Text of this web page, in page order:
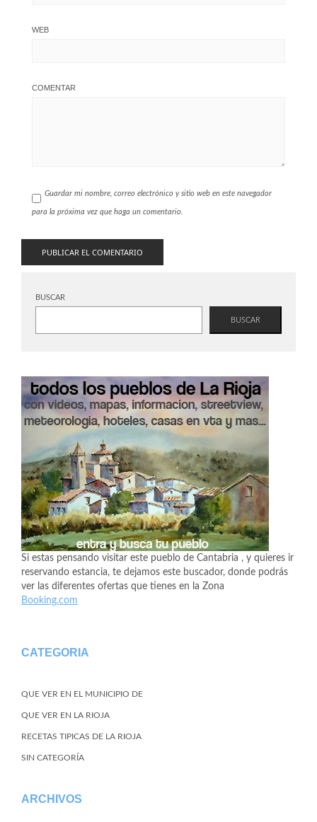
WEB
COMENTAR
Guardar mi nombre, correo electrónico y sitio web en este navegador
para la próxima vez que haga un comentario.
BUSCAR
BUSCAR
Si estas pensando visitar este pueblo de Cantabria , y quieres ir
reservando estancia, te dejamos este buscador, donde podrás
ver las diferentes ofertas que tienes en la Zona
Booking.com
CATEGORIA
QUE VER EN EL MUNICIPIO DE
QUE VER EN LA RIOJA
RECETAS TIPICAS DE LA RIOJA
SIN CATEGORÍA
ARCHIVOS